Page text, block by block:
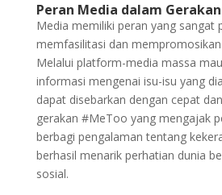
Peran Media dalam Gerakan
Media memiliki peran yang sangat
memfasilitasi dan
Melalui platform-media massa
informasi mengenai isu-isu yang
dapat disebarkan dengan cepat
gerakan #MeToo yang mengajak
berbagi pengalaman tentang
berhasil menarik perhatian dunia
sosial.